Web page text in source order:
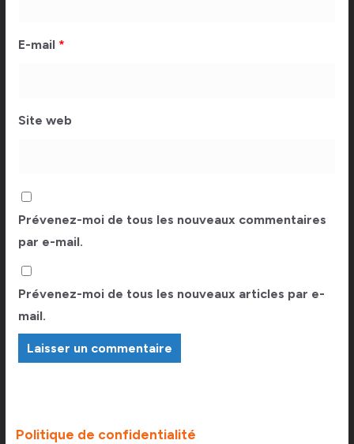
E-mail *
Site web
Prévenez-moi de tous les nouveaux commentaires
par e-mail.
Prévenez-moi de tous les nouveaux articles par e-
mail.
Politique de confidentialité